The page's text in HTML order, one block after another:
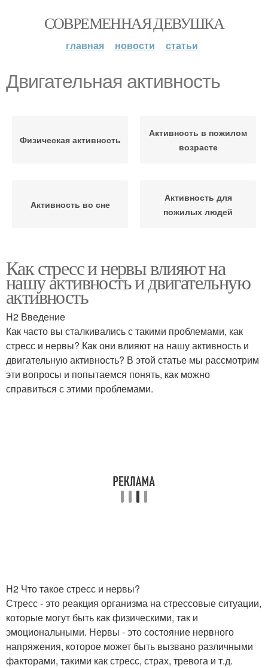
СОВРЕМЕННАЯ ДЕВУШКА
главная новости статьи
Двигательная активность
Физическая активность
Активность в пожилом
возрасте
Активность во сне
Активность для
пожилых людей
Как стресс и нервы влияют на
нашу активность и двигательную
активность
H2 Введение
Как часто вы сталкивались с такими проблемами, как
стресс и нервы? Как они влияют на нашу активность и
двигательную активность? В этой статье мы рассмотрим
эти вопросы и попытаемся понять, как можно
справиться с этими проблемами.
H2 Что такое стресс и нервы?
Стресс - это реакция организма на стрессовые ситуации,
которые могут быть как физическими, так и
эмоциональными. Нервы - это состояние нервного
напряжения, которое может быть вызвано различными
факторами, такими как стресс, страх, тревога и т.д.